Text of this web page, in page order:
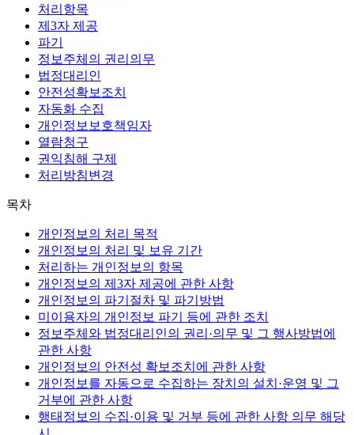
처리항목
제3자 제공
파기
정보주체의 권리의무
법정대리인
안전성확보조치
자동화 수집
개인정보보호책임자
열람청구
권익침해 구제
처리방침변경
목차
개인정보의 처리 목적
개인정보의 처리 및 보유 기간
처리하는 개인정보의 항목
개인정보의 제3자 제공에 관한 사항
개인정보의 파기절차 및 파기방법
미이용자의 개인정보 파기 등에 관한 조치
정보주체와 법정대리인의 권리·의무 및 그 행사방법에
관한 사항
개인정보의 안전성 확보조치에 관한 사항
개인정보를 자동으로 수집하는 장치의 설치·운영 및 그
거부에 관한 사항
행태정보의 수집·이용 및 거부 등에 관한 사항 의무 해당